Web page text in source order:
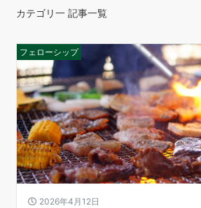
カテゴリ一 記事一覧
フェローシップ
2026年4月12日